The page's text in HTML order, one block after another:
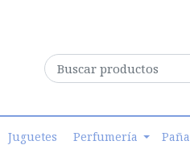
Juguetes
Perfumería